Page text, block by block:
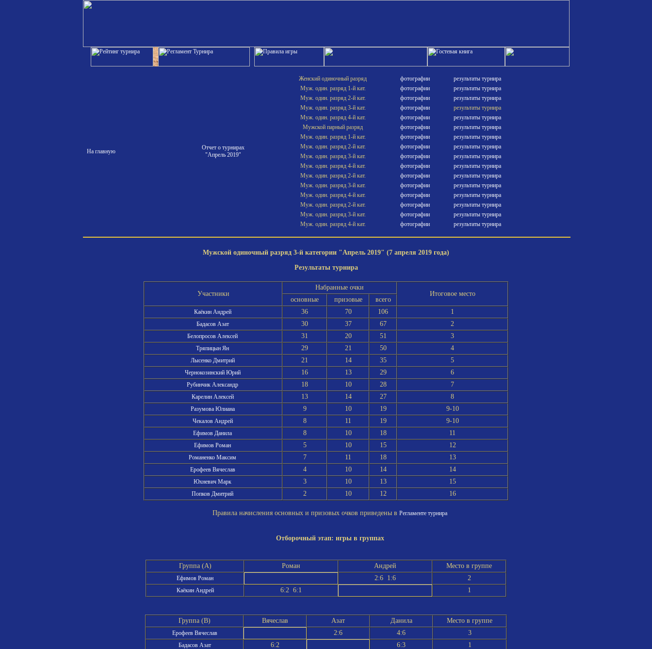
На главную
Отчет о турнирах
"Апрель 2019"
Женский одиночный разряд фотографии
результаты турнира
Муж. один. разряд 1-й кат.
фотографии
результаты турнира
Муж. один. разряд 2-й кат.
фотографии
результаты турнира
Муж. один. разряд 3-й кат.
фотографии
результаты турнира
Муж. один. разряд 4-й кат.
фотографии
результаты турнира
Мужской парный разряд
фотографии
результаты турнира
Муж. один. разряд 1-й кат.
фотографии
результаты турнира
Муж. один. разряд 2-й кат.
фотографии
результаты турнира
Муж. один. разряд 3-й кат.
фотографии
результаты турнира
Муж. один. разряд 4-й кат.
фотографии
результаты турнира
Муж. один. разряд 2-й кат.
фотографии
результаты турнира
Муж. один. разряд 3-й кат.
фотографии
результаты турнира
Муж. один. разряд 4-й кат.
фотографии
результаты турнира
Муж. один. разряд 2-й кат.
фотографии
результаты турнира
Муж. один. разряд 3-й кат.
фотографии
результаты турнира
Муж. один. разряд 4-й кат.
фотографии результаты турнира
Мужской одиночный разряд 3-й категории "Апрель 2019" (7 апреля 2019 года)
Результаты турнира
Участники
Набранные очки
Итоговое место
основные
призовые всего
Каёкин Андрей 36 70 106 1
Бадасов Азат 30 37 67 2
Белопросов Алексей 31 20 51 3
Тряпицын Ян 29 21 50 4
Лысенко Дмитрий 21 14 35 5
Чернокозинский Юрий 16 13 29 6
Рубинчик Александр 18 10 28 7
Карелин Алексей 13 14 27 8
Разумова Юлиана 9 10 19 9-10
Чекалов Андрей 8 11 19 9-10
Ефимов Данила 8 10 18 11
Ефимов Роман 5 10 15 12
Романенко Максим 7 11 18 13
Ерофеев Вячеслав 4 10 14 14
Юхневич Марк 3 10 13 15
Попков Дмитрий 2 10 12 16
Правила начисления основных и призовых очков приведены в Регламенте турнира
Отборочный этап: игры в группах
Группа (A) Роман Андрей Место в группе
Ефимов Роман 2:6 1:6 2
Каёкин Андрей 6:2 6:1 1
Группа (B) Вячеслав Азат Данила Место в группе
Ерофеев Вячеслав 2:6 4:6 3
Бадасов Азат 6:2 6:3 1